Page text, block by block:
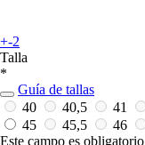
+-2
Talla
*
Guía de tallas
40
40,5 41
45
45,5 46
Este campo es obligatorio